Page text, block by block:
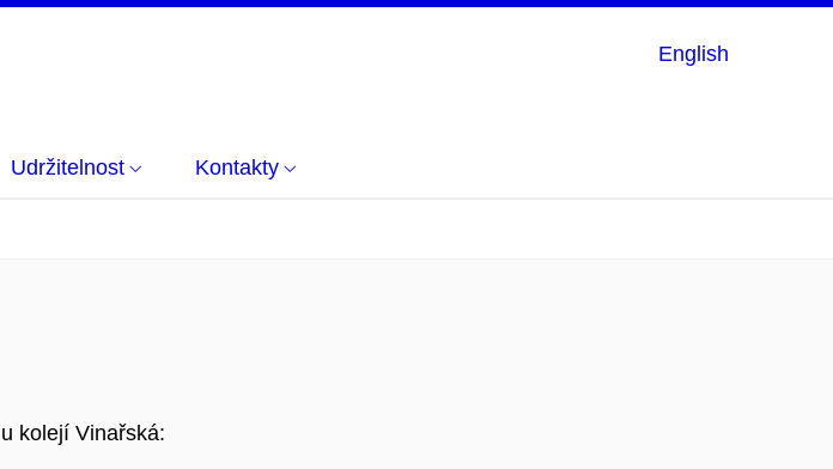
English
Udržitelnost Kontakty
kolejí Vinařská: